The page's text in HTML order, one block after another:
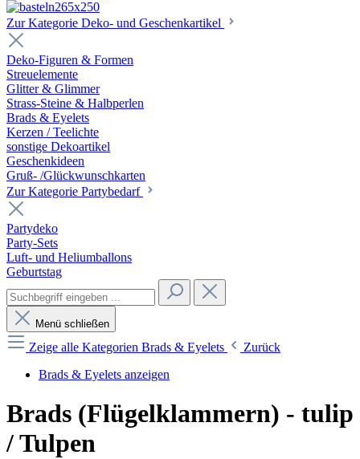
Zur Kategorie Deko- und Geschenkartikel
Deko-Figuren & Formen
Streuelemente
Glitter & Glimmer
Strass-Steine & Halbperlen
Brads & Eyelets
Kerzen / Teelichte
sonstige Dekoartikel
Geschenkideen
Gruß- /Glückwunschkarten
Zur Kategorie Partybedarf
Partydeko
Party-Sets
Luft- und Heliumballons
Geburtstag
Menü schließen
Zeige alle Kategorien Brads & Eyelets
Zurück
Brads & Eyelets anzeigen
Brads (Flügelklammern) - tulip
/ Tulpen